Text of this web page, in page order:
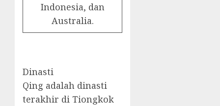
Indonesia, dan
Australia.
Dinasti
Qing adalah dinasti
terakhir di Tiongkok